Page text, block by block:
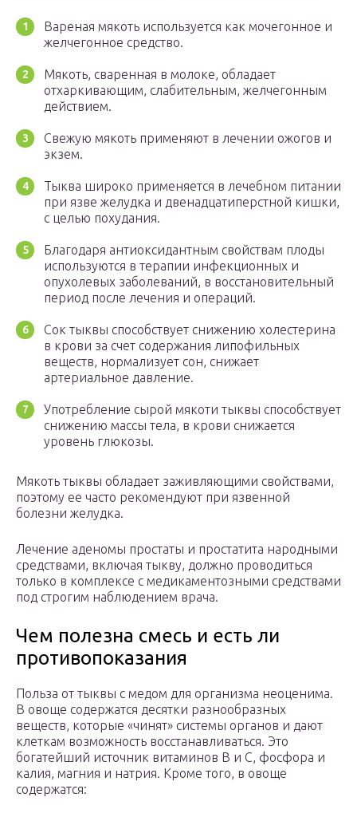
Вареная мякоть используется как мочегонное и
желчегонное средство.
Мякоть, сваренная в молоке, обладает
отхаркивающим, слабительным, желчегонным
действием.
Свежую мякоть применяют в лечении ожогов и
экзем.
Тыква широко применяется в лечебном питании
при язве желудка и двенадцатиперстной кишки,
с целью похудания.
Благодаря антиоксидантным свойствам плоды
используются в терапии инфекционных и
опухолевых заболеваний, в восстановительный
период после лечения и операций.
Сок тыквы способствует снижению холестерина
в крови за счет содержания липофильных
веществ, нормализует сон, снижает
артериальное давление.
Употребление сырой мякоти тыквы способствует
снижению массы тела, в крови снижается
уровень глюкозы.
Мякоть тыквы обладает заживляющими свойствами,
поэтому ее часто рекомендуют при язвенной
болезни желудка.
Лечение аденомы простаты и простатита народными
средствами, включая тыкву, должно проводиться
только в комплексе с медикаментозными средствами
под строгим наблюдением врача.
Чем полезна смесь и есть ли
противопоказания
Польза от тыквы с медом для организма неоценима.
В овоще содержатся десятки разнообразных
веществ, которые «чинят» системы органов и дают
клеткам возможность восстанавливаться. Это
богатейший источник витаминов B и С, фосфора и
калия, магния и натрия. Кроме того, в овоще
содержатся: